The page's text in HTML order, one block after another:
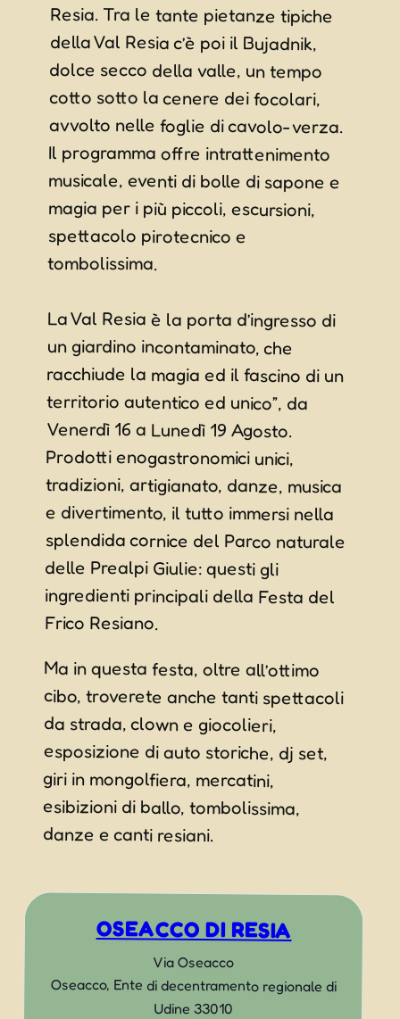
spettacolo pirotecnico e
tombolissima.
La Val Resia è la porta d’ingresso di
un giardino incontaminato, che
racchiude la magia ed il fascino di un
territorio autentico ed unico”, da
Venerdì 16 a Lunedì 19 Agosto.
Prodotti enogastronomici unici,
tradizioni, artigianato, danze, musica
e divertimento, il tutto immersi nella
splendida cornice del Parco naturale
delle Prealpi Giulie: questi gli
ingredienti principali della Festa del
Frico Resiano.
Ma in questa festa, oltre all’ottimo
cibo, troverete anche tanti spettacoli
da strada, clown e giocolieri,
esposizione di auto storiche, dj set,
giri in mongolfiera, mercatini,
esibizioni di ballo, tombolissima,
danze e canti resiani.
OSEACCO DI RESIA
Via Oseacco
Oseacco, Ente di decentramento regionale di
Udine 33010